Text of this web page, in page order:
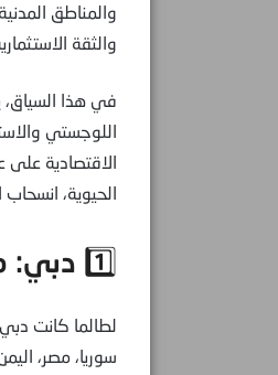
والمناطق
والثقة
في هذا السياق،
اللوجستي
الاقتصادية على
الحيوية،
1️⃣ دبي: من الملاذ الآمن إلى هدف معرض للصدمات
لطالما كانت
سوريا، مصر،